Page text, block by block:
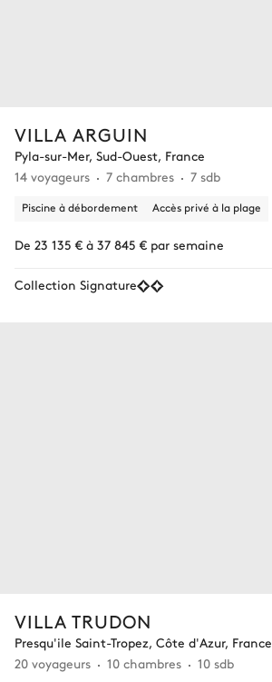
VILLA ARGUIN
Pyla-sur-Mer, Sud-Ouest, France
14 voyageurs
7 chambres 7 sdb
Piscine à débordement Accès privé à la plage
De 23 135 € à 37 845 € par semaine
Collection Signature
VILLA TRUDON
Presqu'ile Saint-Tropez, Côte d'Azur, France
20 voyageurs
10 chambres 10 sdb